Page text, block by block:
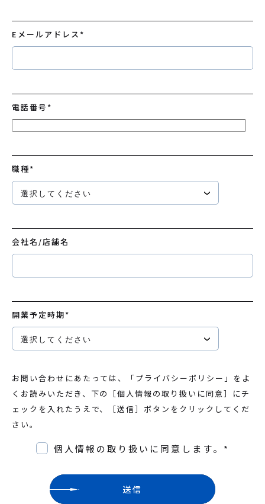
Eメールアドレス *
電話番号 *
職種*
会社名/店舗名
開業予定時期*
お問い合わせにあたっては、「プライバシーポリシー 」をよ
くお読みいただき、下の［個人情報の取り扱いに同意］にチ
ェックを入れたうえで、［送信］ボタンをクリックしてくだ
さい。
個人情報の取り扱いに同意します。 *